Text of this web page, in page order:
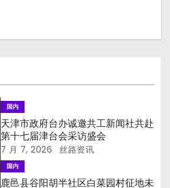
国内
天津市政府台办诚邀共工新闻社共赴
第十七届津台会采访盛会
7 月 7, 2026 丝路资讯
国内
鹿邑县谷阳胡半社区白菜园村征地未